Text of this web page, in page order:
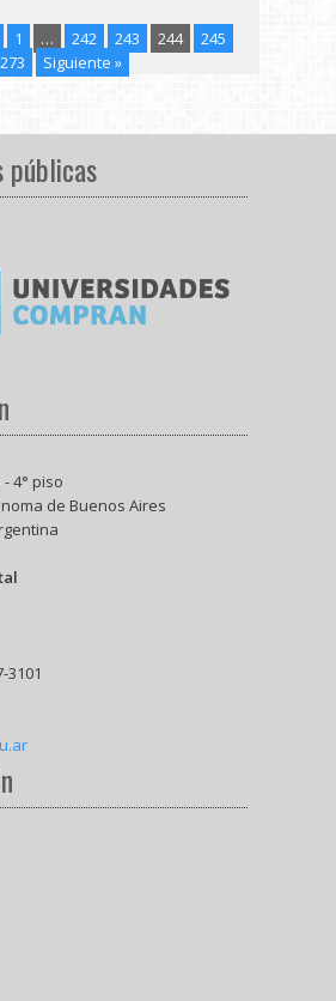
1 … 242 243 244
245
273 Siguiente »
públicas
4° piso
de Buenos Aires
3101